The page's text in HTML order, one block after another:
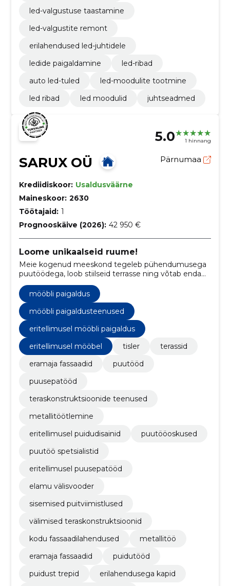
led-valgustuse taastamine
led-valgustite remont
erilahendused led-juhtidele
ledide paigaldamine
led-ribad
auto led-tuled
led-moodulite tootmine
led ribad
led moodulid juhtseadmed
5.0 1 hinnang
SARUX OÜ Pärnumaa
Krediidiskoor: Usaldusväärne
Maineskoor: 2630
Töötajaid: 1
Prognooskäive (2026): 42 950 €
Loome unikaalseid ruume!
Meie kogenud meeskond tegeleb pühendumusega
puutöödega, loob stiilseid terrasse ning võtab enda
hoole alla ka fassaadide kujundamise.
mööbli paigaldus
mööbli paigaldusteenused
eritellimusel mööbli paigaldus
eritellimusel mööbel
tisler
terassid
eramaja fassaadid
puutööd
puusepatööd
teraskonstruktsioonide teenused
metallitöötlemine
eritellimusel puidudisainid
puutööoskused
puutöö spetsialistid
eritellimusel puusepatööd
elamu välisvooder
sisemised puitviimistlused
välimised teraskonstruktsioonid
kodu fassaadilahendused
metallitöö
eramaja fassaadid
puidutööd
puidust trepid
erilahendusega kapid